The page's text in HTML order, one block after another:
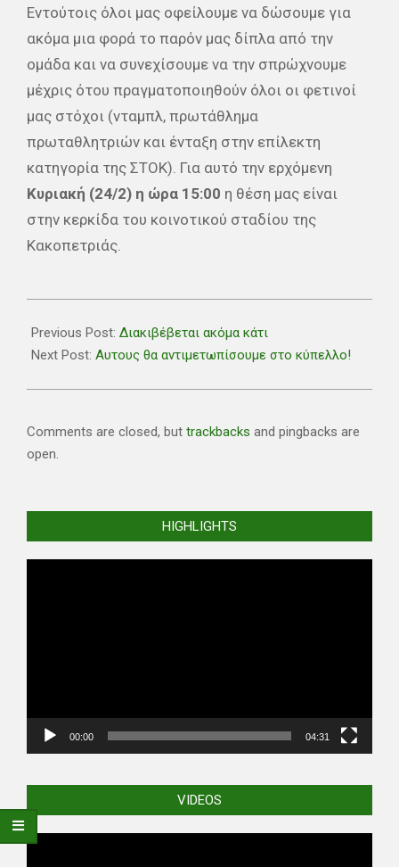
Εντούτοις όλοι μας οφείλουμε να δώσουμε για
ακόμα μια φορά το παρόν μας δίπλα από την
ομάδα και να συνεχίσουμε να την σπρώχνουμε
μέχρις ότου πραγματοποιηθούν όλοι οι φετινοί
μας στόχοι (νταμπλ, πρωτάθλημα
πρωταθλητριών και ένταξη στην επίλεκτη
κατηγορία της ΣΤΟΚ). Για αυτό την ερχόμενη
Κυριακή (24/2) η ώρα 15:00 η θέση μας είναι
στην κερκίδα του κοινοτικού σταδίου της
Κακοπετριάς.
02-
20
Previous Post: Διακιβέβεται ακόμα κάτι
Next Post: Αυτους θα αντιμετωπίσουμε στο κύπελλο!
Comments are closed, but trackbacks and pingbacks are
open.
HIGHLIGHTS
00:00 04:31
VIDEOS
Video